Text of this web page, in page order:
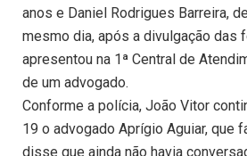
anos e Daniel Rodrigues Barreira,
mesmo dia, após a divulgação das
apresentou na 1ª Central de
de um advogado.
Conforme a polícia, João Vitor
19 o advogado Aprígio Aguiar, que
disse que ainda não havia